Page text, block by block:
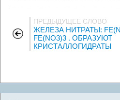
ПРЕДЫДУЩЕЕ СЛОВО
ЖЕЛЕЗА НИТРАТЫ:
FE(NO3)3 . ОБРАЗУЮТ
КРИСТАЛЛОГИДРАТЫ